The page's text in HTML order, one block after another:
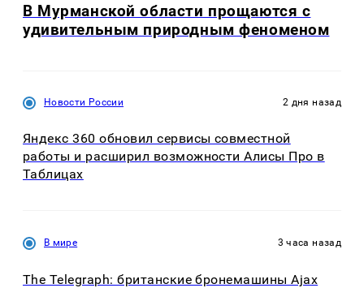
В Мурманской области прощаются с
удивительным природным феноменом
Новости России 2 дня назад
Яндекс 360 обновил сервисы совместной
работы и расширил возможности Алисы Про в
Таблицах
В мире 3 часа назад
The Telegraph: британские бронемашины Ajax